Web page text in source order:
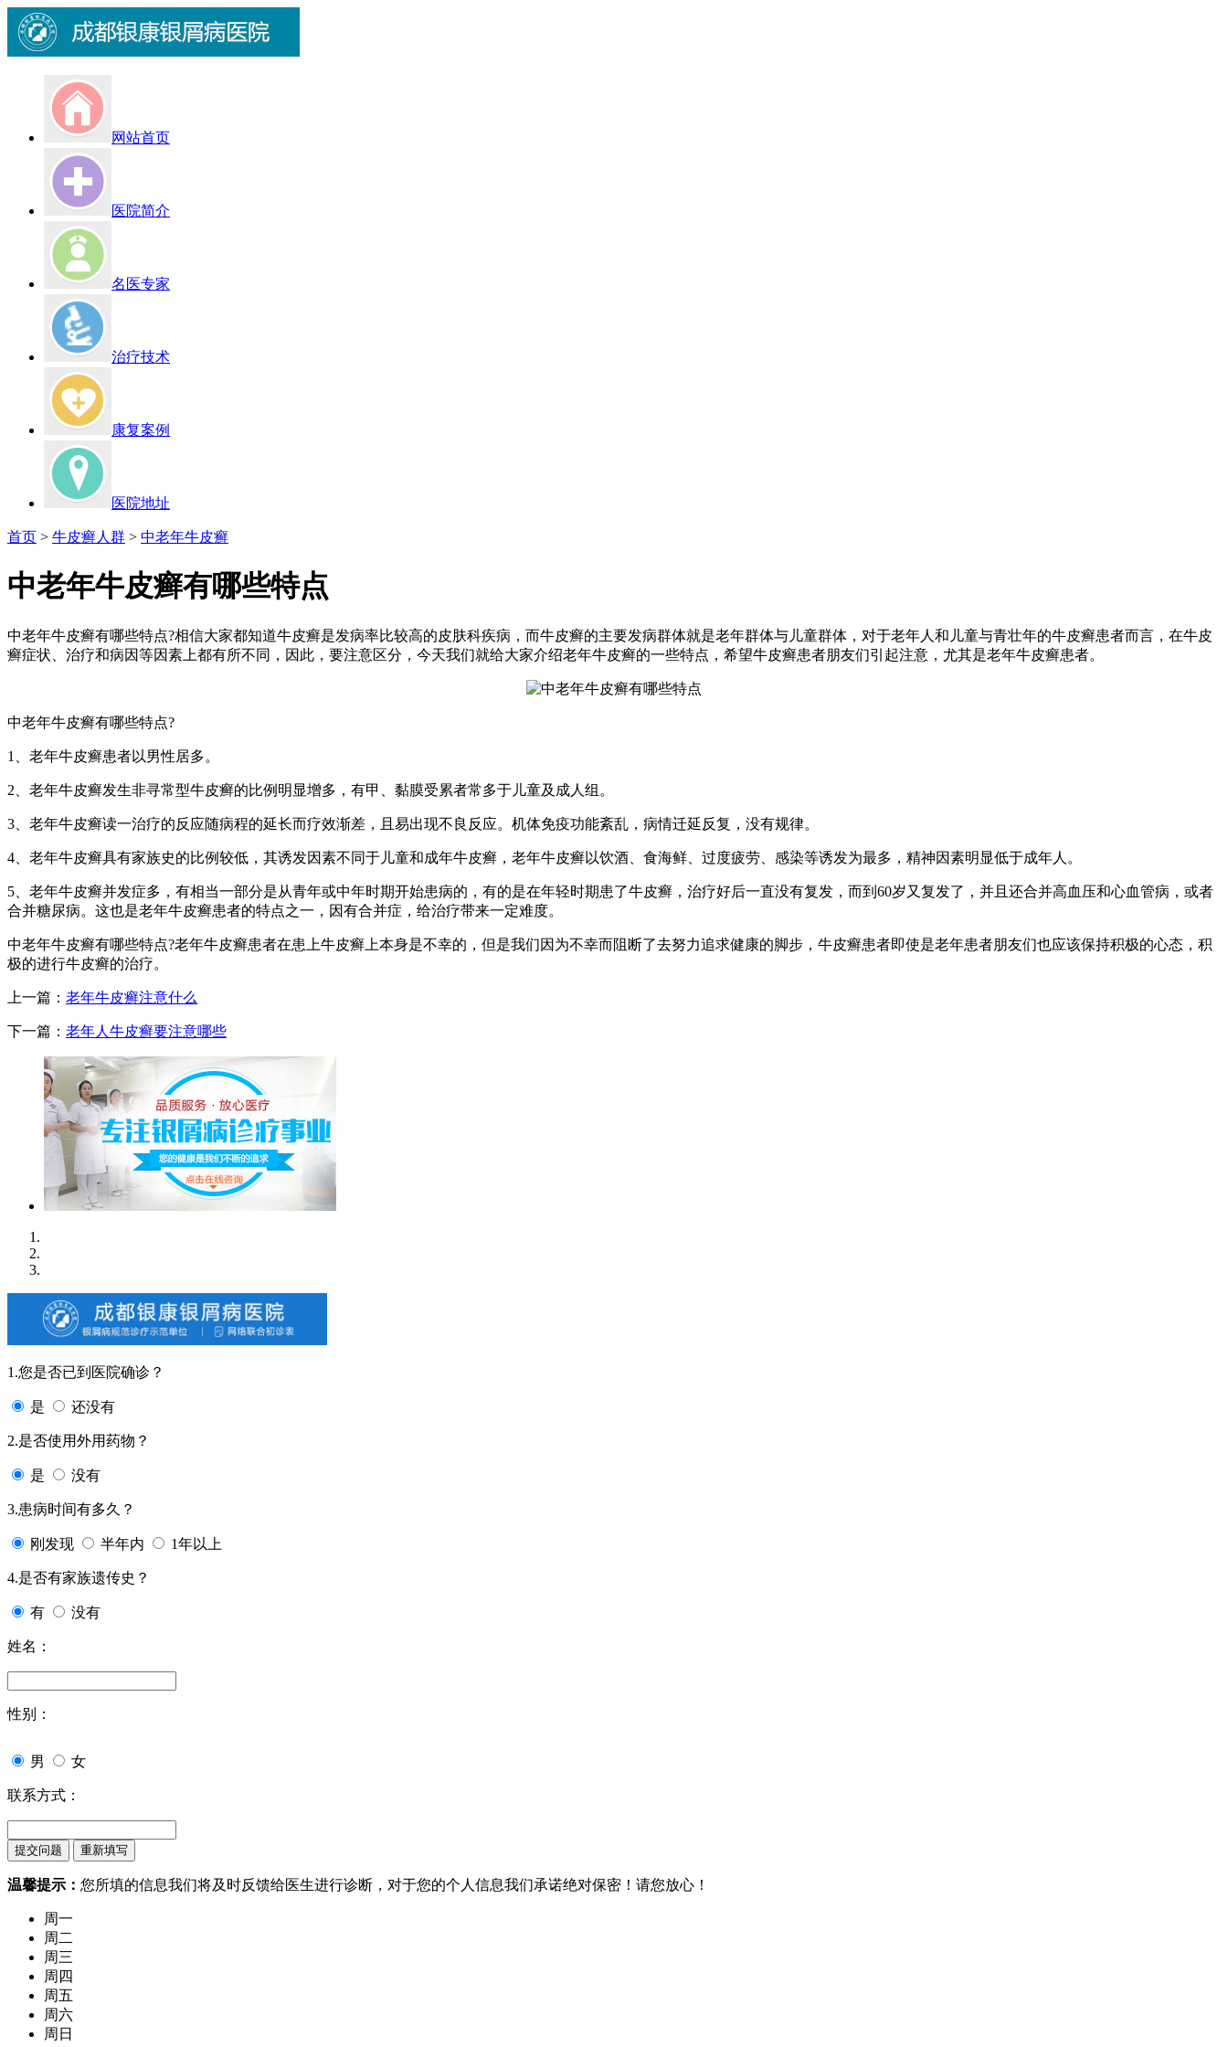
网站首页
医院简介
名医专家
治疗技术
康复案例
医院地址
首页 > 牛皮癣人群 > 中老年牛皮癣
中老年牛皮癣有哪些特点
中老年牛皮癣有哪些特点?相信大家都知道牛皮癣是发病率比较高的皮肤科疾病，而牛皮癣的主要发病群体就是老年群体与儿童群体，对于老年人和儿童与青壮年的牛皮癣患者而言，在牛皮
癣症状、治疗和病因等因素上都有所不同，因此，要注意区分，今天我们就给大家介绍老年牛皮癣的一些特点，希望牛皮癣患者朋友们引起注意，尤其是老年牛皮癣患者。
中老年牛皮癣有哪些特点?
1、老年牛皮癣患者以男性居多。
2、老年牛皮癣发生非寻常型牛皮癣的比例明显增多，有甲、黏膜受累者常多于儿童及成人组。
3、老年牛皮癣读一治疗的反应随病程的延长而疗效渐差，且易出现不良反应。机体免疫功能紊乱，病情迁延反复，没有规律。
4、老年牛皮癣具有家族史的比例较低，其诱发因素不同于儿童和成年牛皮癣，老年牛皮癣以饮酒、食海鲜、过度疲劳、感染等诱发为最多，精神因素明显低于成年人。
5、老年牛皮癣并发症多，有相当一部分是从青年或中年时期开始患病的，有的是在年轻时期患了牛皮癣，治疗好后一直没有复发，而到60岁又复发了，并且还合并高血压和心血管病，或者
合并糖尿病。这也是老年牛皮癣患者的特点之一，因有合并症，给治疗带来一定难度。
中老年牛皮癣有哪些特点?老年牛皮癣患者在患上牛皮癣上本身是不幸的，但是我们因为不幸而阻断了去努力追求健康的脚步，牛皮癣患者即使是老年患者朋友们也应该保持积极的心态，积
极的进行牛皮癣的治疗。
上一篇： 老年牛皮癣注意什么
下一篇： 老年人牛皮癣要注意哪些
1.您是否已到医院确诊？
是 还没有
2.是否使用外用药物？
是 没有
3.患病时间有多久？
刚发现 半年内 1年以上
4.是否有家族遗传史？
有 没有
姓名：
性别：
男 女
联系方式：
温馨提示： 您所填的信息我们将及时反馈给医生进行诊断，对于您的个人信息我们承诺绝对保密！请您放心！
周一
周二
周三
周四
周五
周六
周日